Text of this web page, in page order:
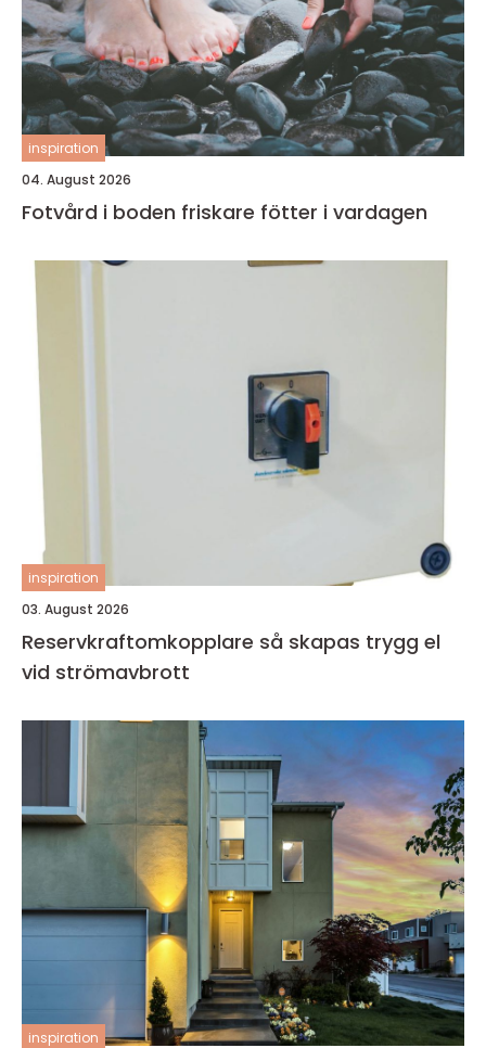
inspiration
04. August 2026
Fotvård i boden friskare fötter i vardagen
inspiration
03. August 2026
Reservkraftomkopplare så skapas trygg el
vid strömavbrott
inspiration